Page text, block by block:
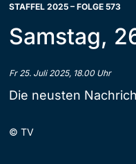
STAFFEL 2025 – FOLGE 573
Samstag,
Fr 25. Juli 2025, 18.00 Uhr
Die neusten
© TV